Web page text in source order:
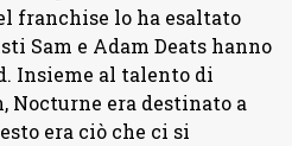
franchise lo ha esaltato
Sam e Adam Deats hanno
Insieme al talento di
Nocturne era destinato a
era ciò che ci si